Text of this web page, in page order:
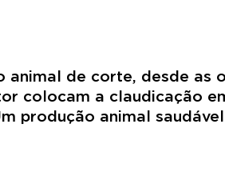
de corte, desde as
colocam a claudicação
produção animal